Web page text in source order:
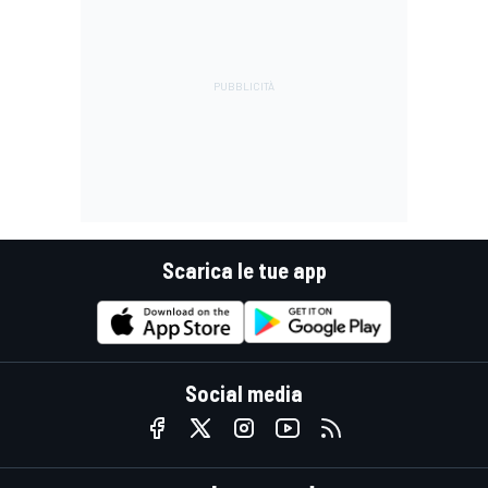
Scarica le tue app
Social media